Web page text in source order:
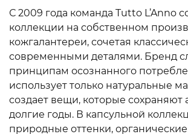
С 2009 года команда Tutto L’Anno
коллекции на собственном
кожгалантереи, сочетая
современными деталями. Бренд
принципам осознанного
использует только натуральные
создает вещи, которые сохраняют
долгие годы. В капсульной
природные оттенки,